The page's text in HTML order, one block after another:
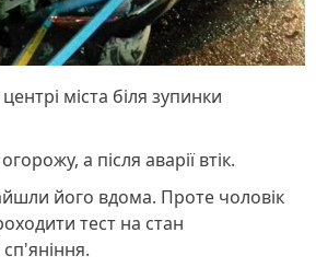
міста біля зупинки
а після аварії втік.
його вдома. Проте чоловік
тест на стан